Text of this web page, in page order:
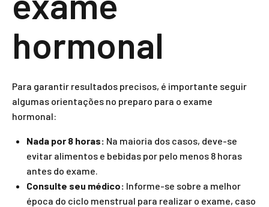
hormonal
Para garantir resultados precisos, é importante seguir
algumas orientações no preparo para o exame
hormonal:
Nada por 8 horas: Na maioria dos casos, deve-se
evitar alimentos e bebidas por pelo menos 8 horas
antes do exame.
Consulte seu médico: Informe-se sobre a melhor
época do ciclo menstrual para realizar o exame, caso